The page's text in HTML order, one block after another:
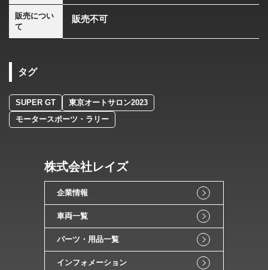
販売につい
て
販売不可
タグ
SUPER GT
東京オートサロン2023
モータースポーツ・ラリー
株式会社レイズ
企業情報
車両一覧
パーツ・用品一覧
インフォメーション